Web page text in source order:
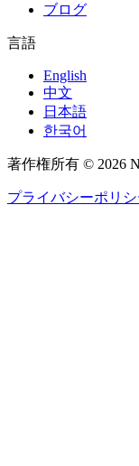
ブログ
言語
English
中文
日本語
한국어
著作権所有 © 2026
プライバシーポリシ